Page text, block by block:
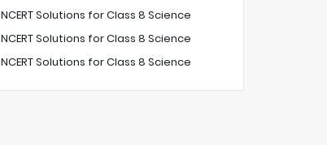
NCERT Solutions for Class 8 Science
NCERT Solutions for Class 8 Science
NCERT Solutions for Class 8 Science